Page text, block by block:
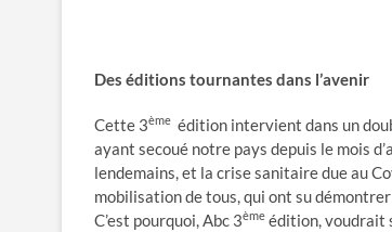
Des éditions tournantes dans l’avenir
Cette 3ème édition intervient dans un
ayant secoué notre pays depuis le mois
lendemains, et la crise sanitaire due au
mobilisation de tous, qui ont su
C’est pourquoi, Abc 3ème édition, voudrait